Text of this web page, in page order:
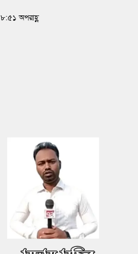
৮:৫১ অপরাহ্ণ